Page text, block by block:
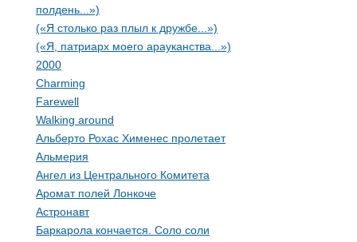
полдень...»)
(«Я столько раз плыл к дружбе...»)
(«Я, патриарх моего арауканства...»)
2000
Charming
Farewell
Walking around
Альберто Рохас Хименес пролетает
Альмерия
Ангел из Центрального Комитета
Аромат полей Лонкоче
Астронавт
Баркарола кончается. Соло соли